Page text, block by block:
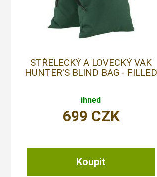
STŘELECKÝ A LOVECKÝ VAK
HUNTER'S BLIND BAG - FILLED
ihned
699 CZK